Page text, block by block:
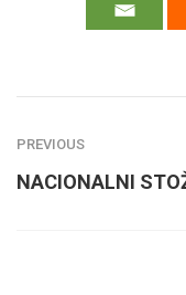
PREVIOUS
NACIONALNI